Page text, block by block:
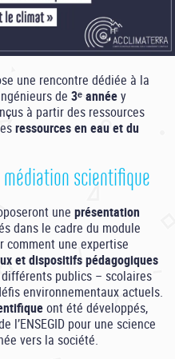
une rencontre dédiée à la
de 3ᵉ annéey
à partir des ressources
ressources en eau et du
scientifique
une présentation
dans le cadre du module
comment une expertise
et dispositifs pédagogiques
publics – scolaires
environnementaux actuels.
ont été développés,
l’ENSEGID pour une science
vers la société.